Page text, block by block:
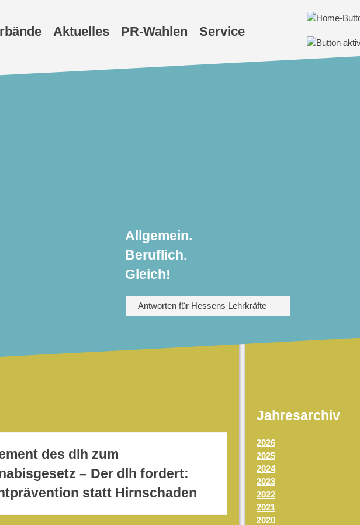
Aktuelles PR-Wahlen Service
Allgemein.
Beruflich.
Gleich!
Antworten für Hessens Lehrkräfte
des dlh zum
– Der dlh fordert:
statt Hirnschaden
Jahresarchiv
2026
2025
2024
2023
2022
2021
2020